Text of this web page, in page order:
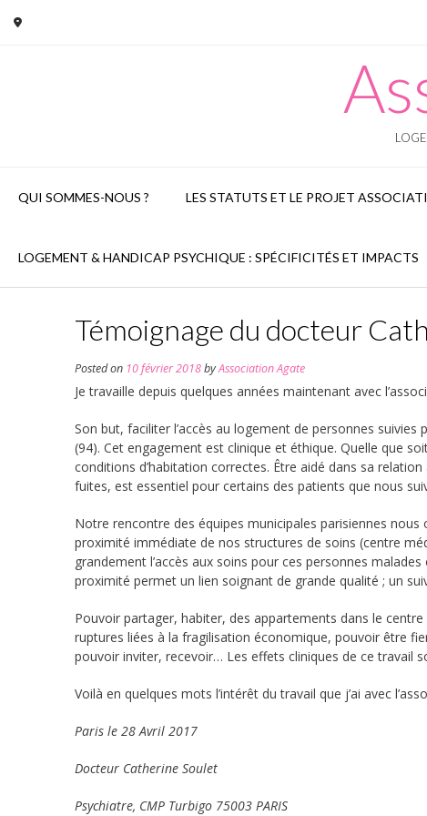
QUI SOMMES-NOUS ? LES STATUTS ET LE PROJET
LOGEMENT & HANDICAP PSYCHIQUE : SPÉCIFICITÉS ET IMPACTS
Témoignage du docteur
Posted on 10 février 2018byAssociation Agate
Je travaille depuis quelques années maintenant avec
Son but, faciliter l’accès au logement de personnes
(94). Cet engagement est clinique et éthique. Quelle que
conditions d’habitation correctes. Être aidé dans sa
fuites, est essentiel pour certains des patients que nous
Notre rencontre des équipes municipales parisiennes nous
proximité immédiate de nos structures de soins (centre
grandement l’accès aux soins pour ces personnes
proximité permet un lien soignant de grande qualité ; un
Pouvoir partager, habiter, des appartements dans le
ruptures liées à la fragilisation économique, pouvoir être
pouvoir inviter, recevoir… Les effets cliniques de ce travail
Voilà en quelques mots l’intérêt du travail que j’ai avec
Paris le 28 Avril 2017
Docteur Catherine Soulet
Psychiatre, CMP Turbigo 75003 PARIS